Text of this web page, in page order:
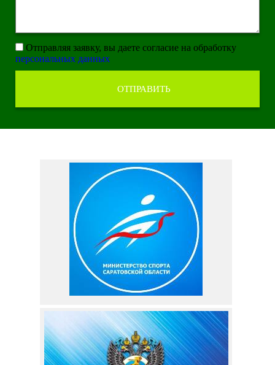
Отправляя заявку, вы даете согласие на обработку
персональных данных